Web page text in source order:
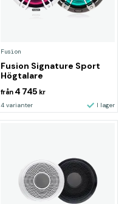
Fusion
Fusion Signature Sport
Högtalare
från 4 745 kr
4 varianter I lager